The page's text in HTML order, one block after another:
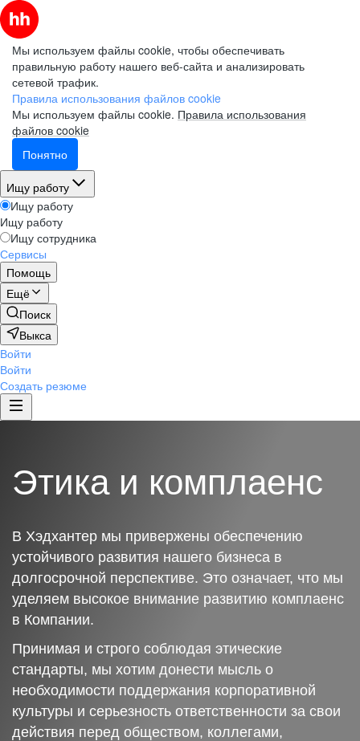
Мы используем файлы cookie, чтобы обеспечивать
правильную работу нашего веб-сайта и анализировать
сетевой трафик.
Правила использования файлов cookie
Мы используем файлы cookie. Правила использования
файлов cookie
Понятно
Ищу работу
Ищу работу
Ищу работу
Ищу сотрудника
Сервисы
Помощь
Ещё
Поиск
Выкса
Войти
Войти
Создать резюме
Этика и комплаенс
В Хэдхантер мы привержены обеспечению
устойчивого развития нашего бизнеса в
долгосрочной перспективе. Это означает, что мы
уделяем высокое внимание развитию комплаенс
в Компании.
Принимая и строго соблюдая этические
стандарты, мы хотим донести мысль о
необходимости поддержания корпоративной
культуры и серьезность ответственности за свои
действия перед обществом, коллегами,